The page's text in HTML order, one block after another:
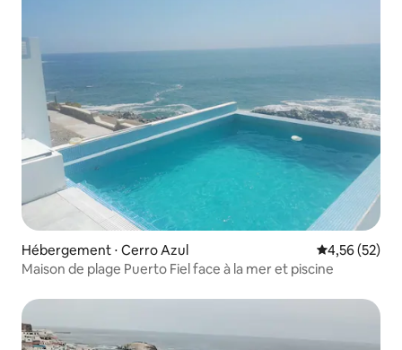
Hébergement ⋅ Cerro Azul Évaluation
4,56 (52)
Maison de plage Puerto Fiel face à la mer et piscine